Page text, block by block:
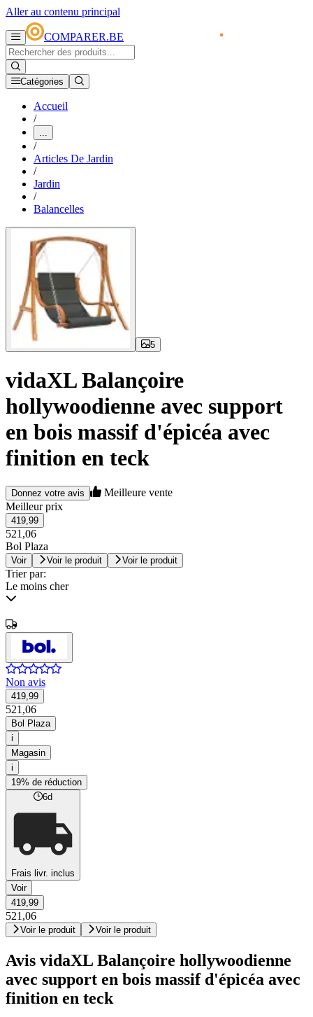
Aller au contenu principal
COMPARER.BE
Catégories
Accueil
/
...
/
Articles De Jardin
/
Jardin
/
Balancelles
5
vidaXL Balançoire
hollywoodienne avec support
en bois massif d'épicéa avec
finition en teck
Donnez votre avis
Meilleure vente
Meilleur prix
419,99
521,06
Bol Plaza
Voir Voir le produit Voir le produit
Trier par:
Le moins cher
Non avis
419,99
521,06
Bol Plaza
i
Magasin
i
19% de réduction
6d
Frais livr. inclus
Voir
419,99
521,06
Voir le produit Voir le produit
Avis vidaXL Balançoire hollywoodienne
avec support en bois massif d'épicéa avec
finition en teck